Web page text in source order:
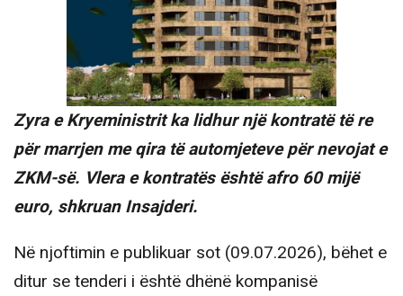
Zyra e Kryeministrit ka lidhur një kontratë të re
për marrjen me qira të automjeteve për nevojat e
ZKM-së. Vlera e kontratës është afro 60 mijë
euro, shkruan Insajderi.
Në njoftimin e publikuar sot (09.07.2026), bëhet e
ditur se tenderi i është dhënë kompanisë